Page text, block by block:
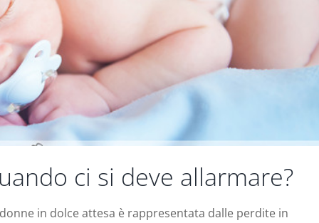
ci si deve allarmare?
in dolce attesa è rappresentata dalle perdite in